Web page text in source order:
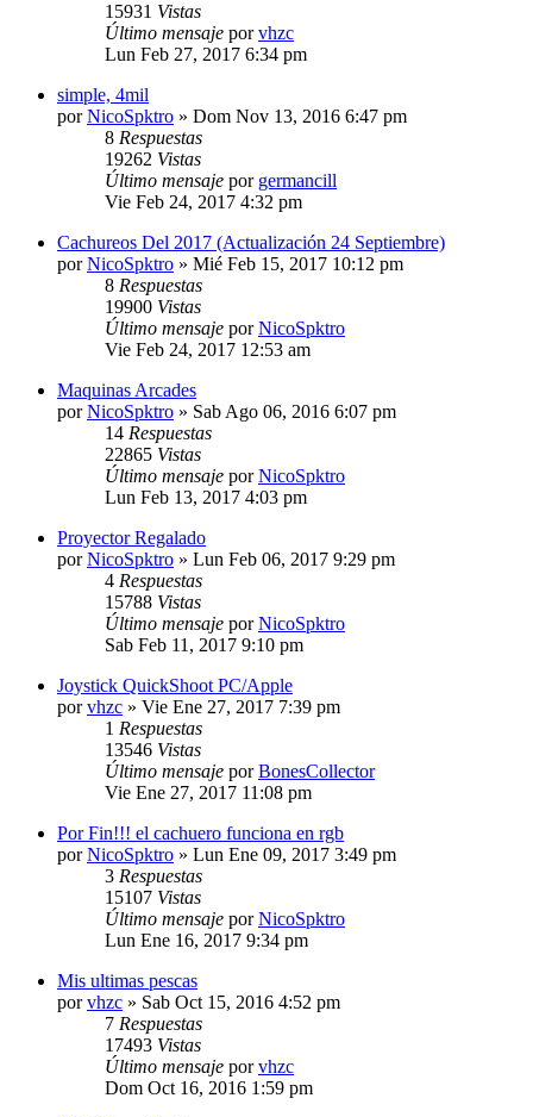
15931 Vistas
Último mensaje porvhzc
Lun Feb 27, 2017 6:34 pm
simple, 4mil
porNicoSpktro » Dom Nov 13, 2016 6:47 pm
8 Respuestas
19262 Vistas
Último mensaje por germancill
Vie Feb 24, 2017 4:32 pm
Cachureos Del 2017 (Actualización 24 Septiembre)
porNicoSpktro » Mié Feb 15, 2017 10:12 pm
8 Respuestas
19900 Vistas
Último mensaje porNicoSpktro
Vie Feb 24, 2017 12:53 am
Maquinas Arcades
porNicoSpktro » Sab Ago 06, 2016 6:07 pm
14 Respuestas
22865 Vistas
Último mensaje porNicoSpktro
Lun Feb 13, 2017 4:03 pm
Proyector Regalado
porNicoSpktro » Lun Feb 06, 2017 9:29 pm
4 Respuestas
15788 Vistas
Último mensaje porNicoSpktro
Sab Feb 11, 2017 9:10 pm
Joystick QuickShoot PC/Apple
porvhzc » Vie Ene 27, 2017 7:39 pm
1 Respuestas
13546 Vistas
Último mensaje porBonesCollector
Vie Ene 27, 2017 11:08 pm
Por Fin!!! el cachuero funciona en rgb
porNicoSpktro » Lun Ene 09, 2017 3:49 pm
3 Respuestas
15107 Vistas
Último mensaje porNicoSpktro
Lun Ene 16, 2017 9:34 pm
Mis ultimas pescas
porvhzc » Sab Oct 15, 2016 4:52 pm
7 Respuestas
17493 Vistas
Último mensaje porvhzc
Dom Oct 16, 2016 1:59 pm